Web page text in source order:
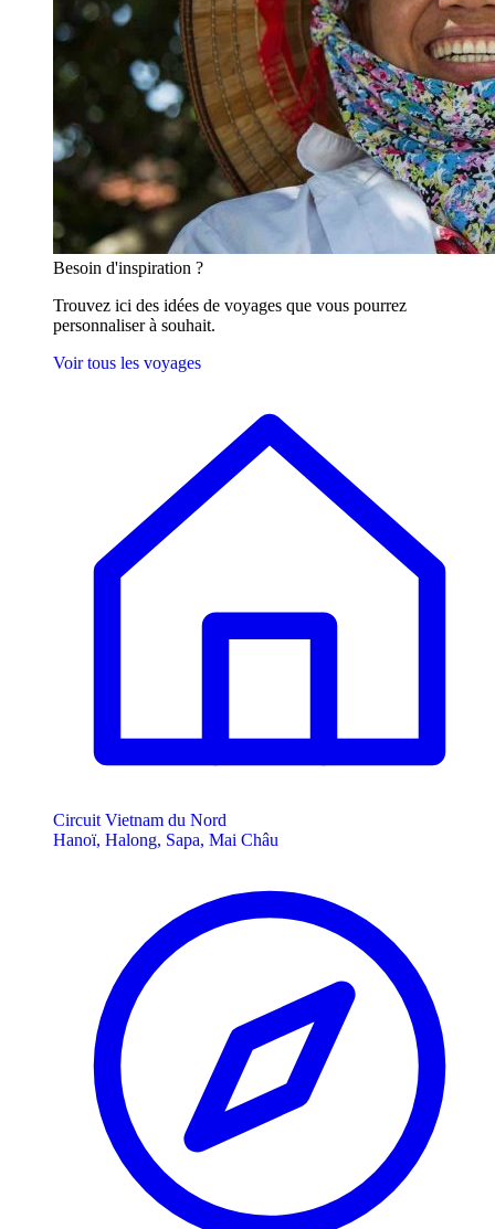
Besoin d'inspiration ?
Trouvez ici des idées de voyages que vous pourrez
personnaliser à souhait.
Voir tous les voyages
Circuit Vietnam du Nord
Hanoï, Halong, Sapa, Mai Châu